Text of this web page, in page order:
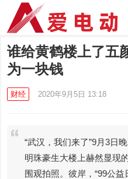
谁给黄鹤楼上了五
为一块钱
财经 2020年9月5日 13:18
“武汉，我们来了”9月3日
明珠豪生大楼上赫然显现
围观拍照。彼岸，“99公益